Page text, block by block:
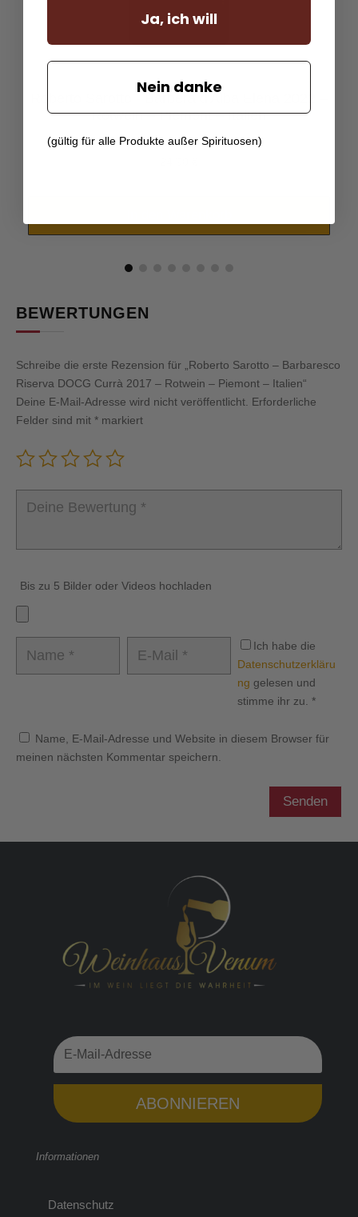
Rotwein – Piemont – Italien
BEWERTUNGEN
Schreibe die erste Rezension für „Roberto Sarotto – Barbaresco
Riserva DOCG Currà 2017 – Rotwein – Piemont – Italien“
Deine E-Mail-Adresse wird nicht veröffentlicht. Erforderliche
Felder sind mit *markiert
Bis zu 5 Bilder oder Videos hochladen
Ich habe die
Datenschutzerkläru
ng gelesen und
stimme ihr zu.
*
Name, E-Mail-Adresse und Website in diesem Browser für
meinen nächsten Kommentar speichern.
Senden
ABONNIEREN
Informationen
Datenschutz
Ja, ich will
Nein danke
(gültig für alle Produkte außer Spirituosen)